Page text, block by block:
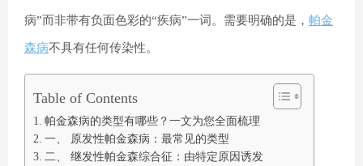
病”而非带有负面色彩的“疾病”一词。需要明确的是， 帕金
森病不具有任何传染性。
Table of Contents
帕金森病的类型有哪些？一文为您全面梳理
一、 原发性帕金森病：最常见的类型
二、 继发性帕金森综合征：由特定原因诱发